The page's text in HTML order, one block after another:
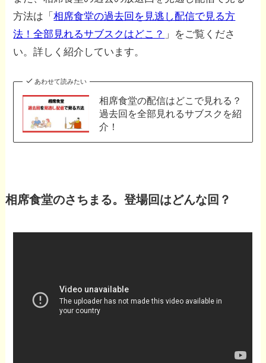
方法は「相席食堂の過去回を見逃し配信で見る方
法！全部見れるサブスクはどこ？ 」をご覧くださ
い。詳しく紹介しています。
あわせて読みたい
相席食堂の配信はどこで見れる？
過去回を全部見れるサブスクを紹
介！
相席食堂のさちまる。登場回はどんな回？